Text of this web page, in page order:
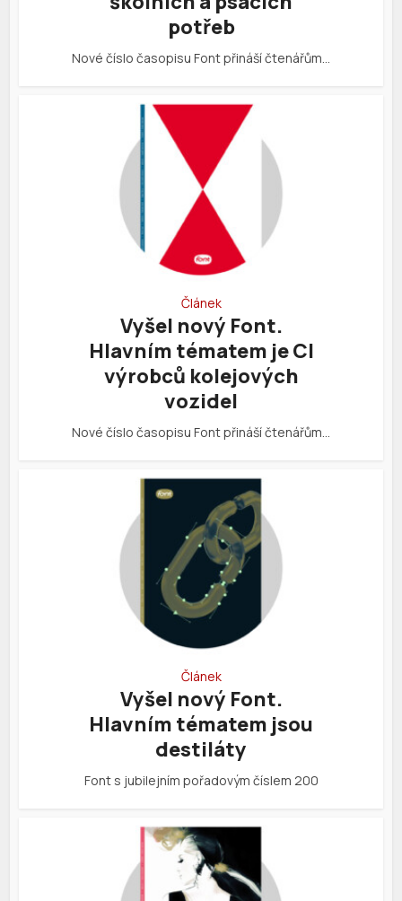
potřeb
Nové číslo časopisu Font přináší čtenářům…
Článek
Vyšel nový Font.
Hlavním tématem je CI
výrobců kolejových
vozidel
Nové číslo časopisu Font přináší čtenářům…
Článek
Vyšel nový Font.
Hlavním tématem jsou
destiláty
Font s jubilejním pořadovým číslem 200